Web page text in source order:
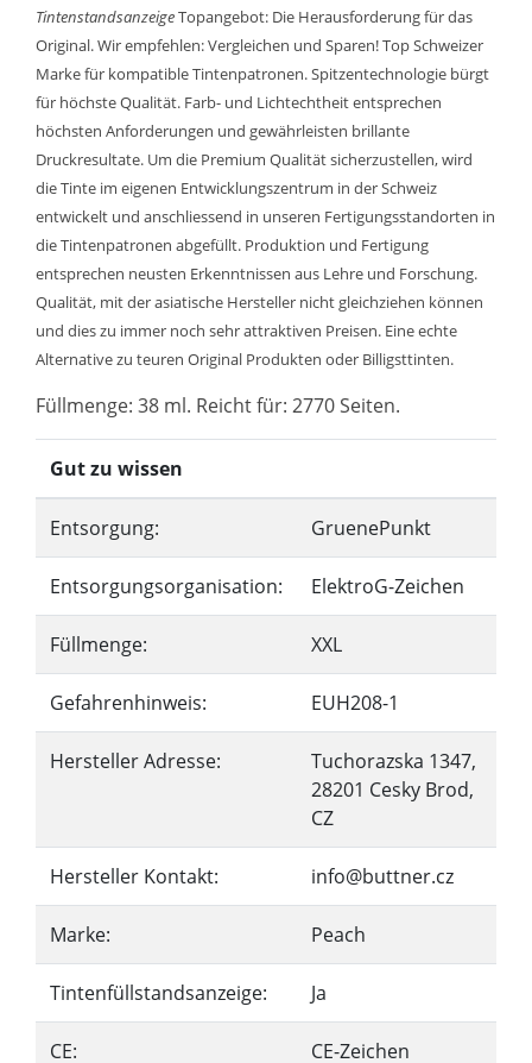
TintenstandsanzeigeTopangebot: Die Herausforderung für das
Original. Wir empfehlen: Vergleichen und Sparen! Top Schweizer
Marke für kompatible Tintenpatronen. Spitzentechnologie bürgt
für höchste Qualität. Farb- und Lichtechtheit entsprechen
höchsten Anforderungen und gewährleisten brillante
Druckresultate. Um die Premium Qualität sicherzustellen, wird
die Tinte im eigenen Entwicklungszentrum in der Schweiz
entwickelt und anschliessend in unseren Fertigungsstandorten in
die Tintenpatronen abgefüllt. Produktion und Fertigung
entsprechen neusten Erkenntnissen aus Lehre und Forschung.
Qualität, mit der asiatische Hersteller nicht gleichziehen können
und dies zu immer noch sehr attraktiven Preisen. Eine echte
Alternative zu teuren Original Produkten oder Billigsttinten.
Füllmenge: 38 ml. Reicht für: 2770 Seiten.
Gut zu wissen
Entsorgung: GruenePunkt
Entsorgungsorganisation: ElektroG-Zeichen
Füllmenge: XXL
Gefahrenhinweis: EUH208-1
Hersteller Adresse:
Tuchorazska 1347,
28201 Cesky Brod,
CZ
Hersteller Kontakt: info@buttner.cz
Marke: Peach
Tintenfüllstandsanzeige: Ja
CE: CE-Zeichen